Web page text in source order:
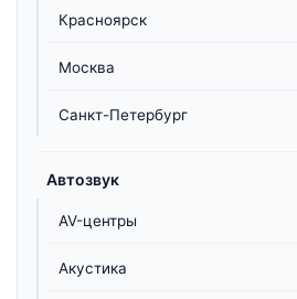
Красноярск
Москва
Санкт-Петербург
Автозвук
AV-центры
Акустика